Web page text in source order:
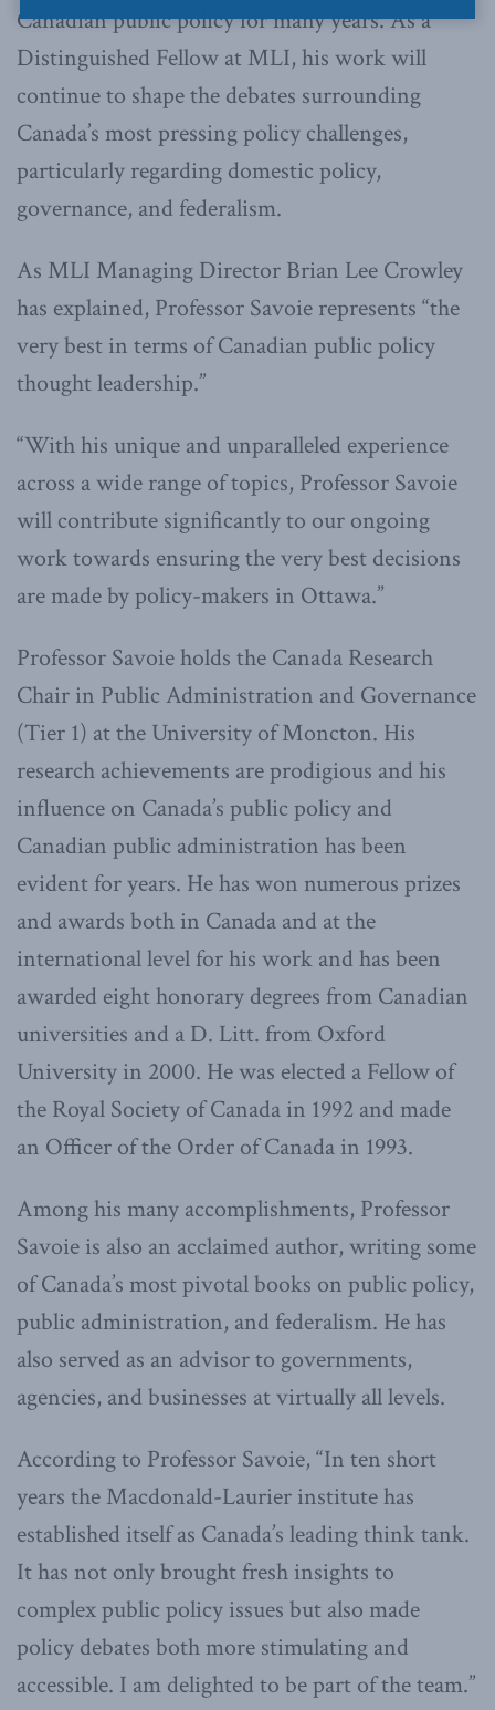
Canadian public policy for many years. As a
Distinguished Fellow at MLI, his work will
continue to shape the debates surrounding
Canada’s most pressing policy challenges,
particularly regarding domestic policy,
governance, and federalism.
As MLI Managing Director Brian Lee Crowley
has explained, Professor Savoie represents “the
very best in terms of Canadian public policy
thought leadership.”
“With his unique and unparalleled experience
across a wide range of topics, Professor Savoie
will contribute significantly to our ongoing
work towards ensuring the very best decisions
are made by policy-makers in Ottawa.”
Professor Savoie holds the Canada Research
Chair in Public Administration and Governance
(Tier 1) at the University of Moncton. His
research achievements are prodigious and his
influence on Canada’s public policy and
Canadian public administration has been
evident for years. He has won numerous prizes
and awards both in Canada and at the
international level for his work and has been
awarded eight honorary degrees from Canadian
universities and a D. Litt. from Oxford
University in 2000. He was elected a Fellow of
the Royal Society of Canada in 1992 and made
an Officer of the Order of Canada in 1993.
Among his many accomplishments, Professor
Savoie is also an acclaimed author, writing some
of Canada’s most pivotal books on public policy,
public administration, and federalism. He has
also served as an advisor to governments,
agencies, and businesses at virtually all levels.
According to Professor Savoie, “In ten short
years the Macdonald-Laurier institute has
established itself as Canada’s leading think tank.
It has not only brought fresh insights to
complex public policy issues but also made
policy debates both more stimulating and
accessible. I am delighted to be part of the team.”